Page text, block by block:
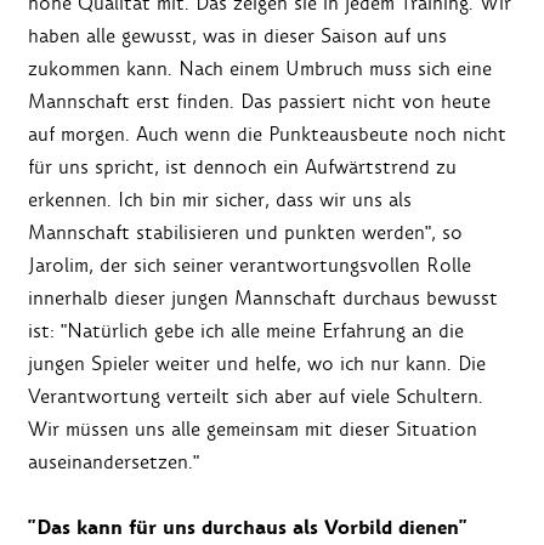
haben alle gewusst, was in dieser Saison auf uns
zukommen kann. Nach einem Umbruch muss sich eine
Mannschaft erst finden. Das passiert nicht von heute
auf morgen. Auch wenn die Punkteausbeute noch nicht
für uns spricht, ist dennoch ein Aufwärtstrend zu
erkennen. Ich bin mir sicher, dass wir uns als
Mannschaft stabilisieren und punkten werden", so
Jarolim, der sich seiner verantwortungsvollen Rolle
innerhalb dieser jungen Mannschaft durchaus bewusst
ist: "Natürlich gebe ich alle meine Erfahrung an die
jungen Spieler weiter und helfe, wo ich nur kann. Die
Verantwortung verteilt sich aber auf viele Schultern.
Wir müssen uns alle gemeinsam mit dieser Situation
auseinandersetzen."
"Das kann für uns durchaus als Vorbild dienen"